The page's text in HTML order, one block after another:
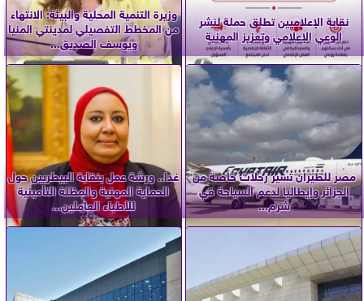
نقابة الإعلاميين تطلق حملة لنشر
الوعي الإعلامي وتعزيز المهنية
وزيرة التنمية المحلية والبيئة: الانتهاء
من المخطط التفصيلي لمدينتي المنيا
ويوسف الصديق...
مصر للطيران تُسير رحلات خاصة من
الجزائر وإيطاليا لدعم السياحة في
شرم...
غدا.. ورشة عمل بنقابة البيطريين حول
الحماية المهنية والمظلة التأمينية
للأطباء العاملين...